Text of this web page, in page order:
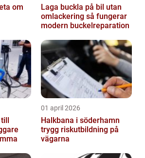
om
Laga buckla på bil utan
omlackering så fungerar
modern buckelreparation
01 april 2026
Halkbana i söderhamn
trygg riskutbildning på
vägarna